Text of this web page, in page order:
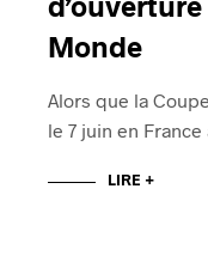
Monde
Alors que la
le 7 juin en
LIRE +